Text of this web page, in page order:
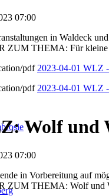
07:00
in Waldeck
ZUM THEMA: Für kleine
2023-04-01 WLZ
2023-04-01 WLZ
Wolf und
07:00
in Vorbereitung auf
ZUM THEMA: Wolf und